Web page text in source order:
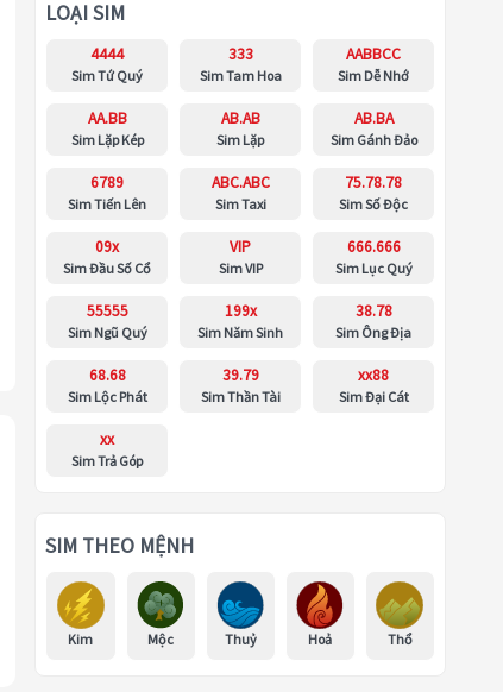
LOẠI SIM
4444
Sim Tứ Quý
333
Sim Tam Hoa
AABBCC
Sim Dễ Nhớ
AA.BB
Sim Lặp Kép
AB.AB
Sim Lặp
AB.BA
Sim Gánh Đảo
6789
Sim Tiến Lên
ABC.ABC
Sim Taxi
75.78.78
Sim Số Độc
09x
Sim Đầu Số Cổ
VIP
Sim VIP
666.666
Sim Lục Quý
55555
Sim Ngũ Quý
199x
Sim Năm Sinh
38.78
Sim Ông Địa
68.68
Sim Lộc Phát
39.79
Sim Thần Tài
xx88
Sim Đại Cát
xx
Sim Trả Góp
SIM THEO MỆNH
Kim Mộc Thuỷ Hoả Thổ